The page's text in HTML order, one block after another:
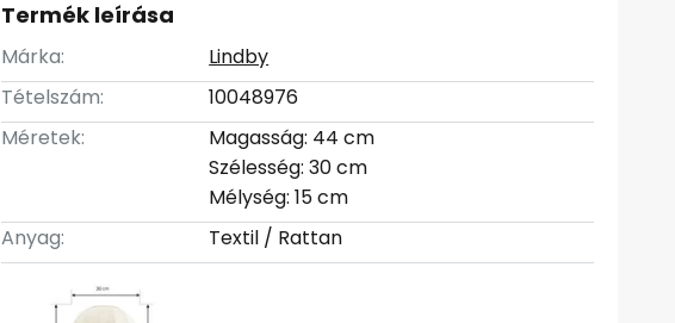
Termék leírása
Márka:
Lindby
Tételszám:
10048976
Méretek:
Magasság: 44 cm
Szélesség: 30 cm
Mélység: 15 cm
Anyag:
Textil / Rattan